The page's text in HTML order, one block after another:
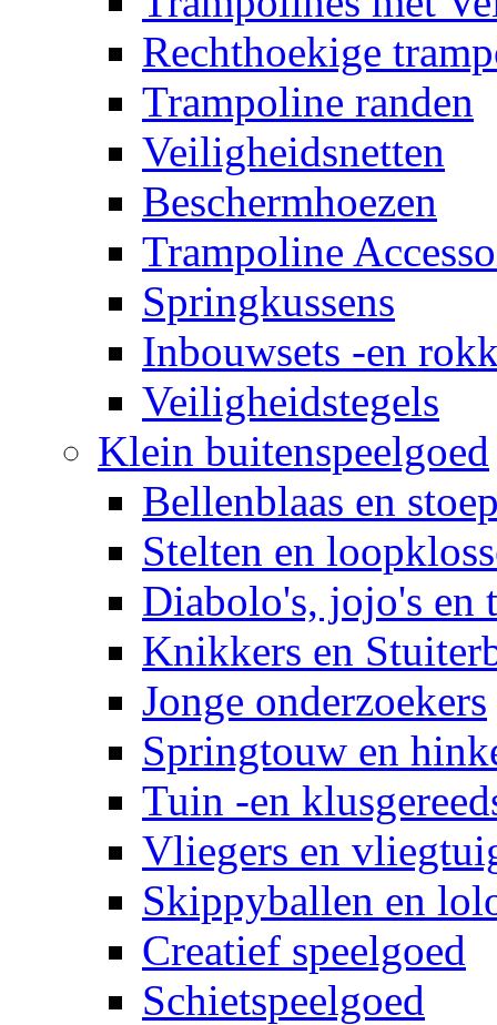
Rechthoekige
Trampoline randen
Veiligheidsnetten
Beschermhoezen
Trampoline
Springkussens
Inbouwsets -en
Veiligheidstegels
Klein buitenspeelgoed
Bellenblaas en
Stelten en
Diabolo's, jojo's en
Knikkers en
Jonge onderzoekers
Springtouw en
Tuin -en
Vliegers en
Skippyballen en
Creatief speelgoed
Schietspeelgoed